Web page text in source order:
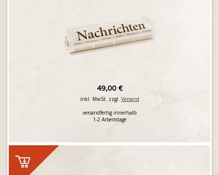
49,00 €
inkl. MwSt. zzgl. Versand
versandfertig innerhalb
1-2 Arbeitstage